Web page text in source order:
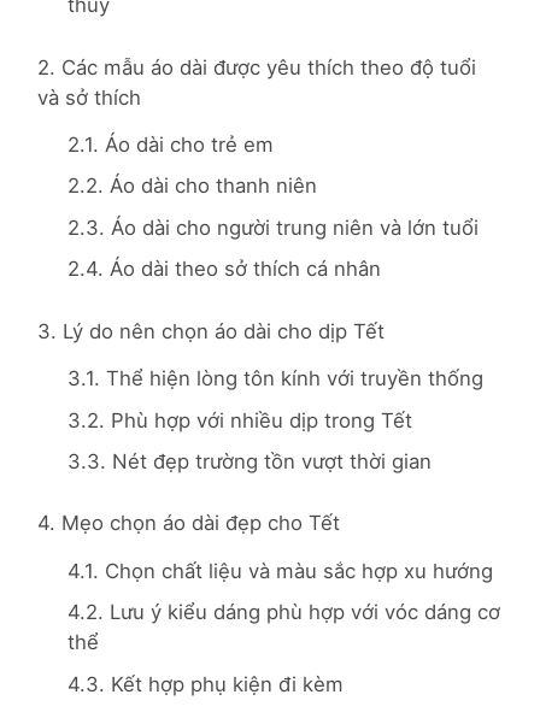
thủy
2. Các mẫu áo dài được yêu thích theo độ tuổi
và sở thích
2.1. Áo dài cho trẻ em
2.2. Áo dài cho thanh niên
2.3. Áo dài cho người trung niên và lớn tuổi
2.4. Áo dài theo sở thích cá nhân
3. Lý do nên chọn áo dài cho dịp Tết
3.1. Thể hiện lòng tôn kính với truyền thống
3.2. Phù hợp với nhiều dịp trong Tết
3.3. Nét đẹp trường tồn vượt thời gian
4. Mẹo chọn áo dài đẹp cho Tết
4.1. Chọn chất liệu và màu sắc hợp xu hướng
4.2. Lưu ý kiểu dáng phù hợp với vóc dáng cơ
thể
4.3. Kết hợp phụ kiện đi kèm